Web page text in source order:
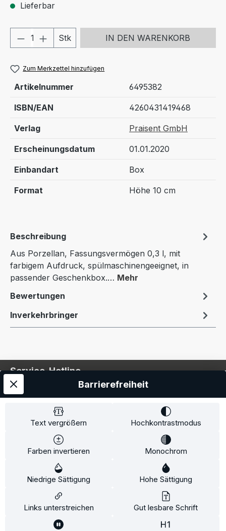
Lieferbar
Produkt Anzahl: Gib den
Stk IN DEN WARENKORB
Zum Merkzettel hinzufügen
Artikelnummer 6495382
ISBN/EAN 4260431419468
Verlag Praisent GmbH
Erscheinungsdatum 01.01.2020
Einbandart Box
Format Höhe 10 cm
Beschreibung
Aus Porzellan, Fassungsvermögen 0,3 l, mit
farbigem Aufdruck, spülmaschinengeeignet, in
passender Geschenkbox.… Mehr
Bewertungen
Inverkehrbringer
Service-Hotline
Service
Information
* Alle Preise inkl. gesetzl. Mehrwertsteuer zzgl.
und ggf. Nachnahmegebühren, wenn
Text vergrößern Hochkontrastmodus
Farben invertieren Monochrom
Niedrige Sättigung Hohe Sättigung
Links unterstreichen Gut lesbare Schrift
Barrierefreiheit